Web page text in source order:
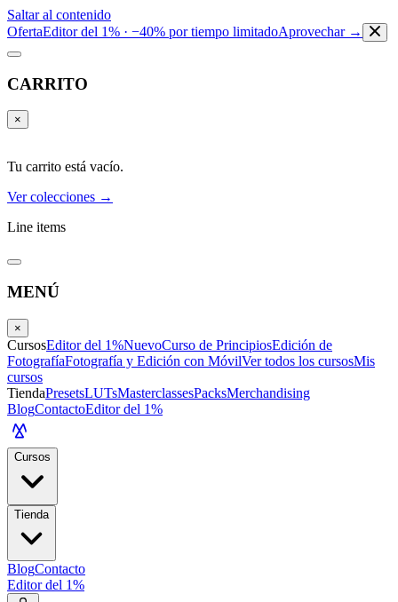
Saltar al contenido
OfertaEditor del 1% · −40% por tiempo limitadoAprovechar →
CARRITO
×
Tu carrito está vacío.
Ver colecciones →
Line items
MENÚ
×
CursosEditor del 1%NuevoCurso de PrincipiosEdición de
FotografíaFotografía y Edición con MóvilVer todos los cursosMis
cursos
TiendaPresetsLUTsMasterclassesPacksMerchandising
BlogContactoEditor del 1%
Cursos
Tienda
BlogContacto
Editor del 1%